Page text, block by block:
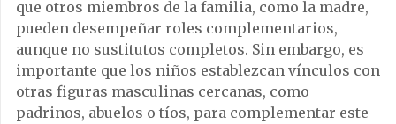
que otros miembros de la familia, como la madre,
pueden desempeñar roles complementarios,
aunque no sustitutos completos. Sin embargo, es
importante que los niños establezcan vínculos con
otras figuras masculinas cercanas, como
padrinos, abuelos o tíos, para complementar este